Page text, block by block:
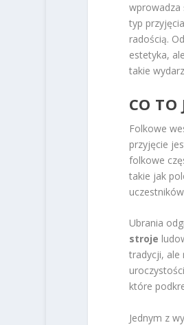
wprowadza
typ
radością.
estetyka,
takie
CO TO
Folkowe
przyjęcie
folkowe
takie jak
Ubrania
stroje
tradycji, ale
które
Jednym z